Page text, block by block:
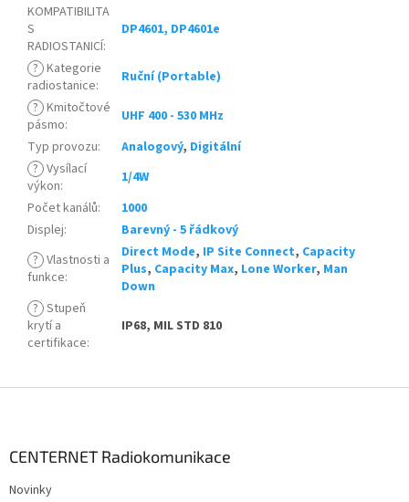
KOMPATIBILITA
S
RADIOSTANICÍ:
DP4601, DP4601e
? Kategorie
radiostanice:
Ruční (Portable)
? Kmitočtové
pásmo:
UHF 400 - 530 MHz
Typ provozu: Analogový, Digitální
? Vysílací
výkon:
1/4W
Počet kanálů:
1000
Displej:
Barevný - 5 řádkový
? Vlastnosti a
funkce:
Direct Mode, IP Site Connect, Capacity
Plus, Capacity Max, Lone Worker, Man
Down
? Stupeň
krytí a
certifikace:
IP68, MIL STD 810
CENTERNET Radiokomunikace
Novinky